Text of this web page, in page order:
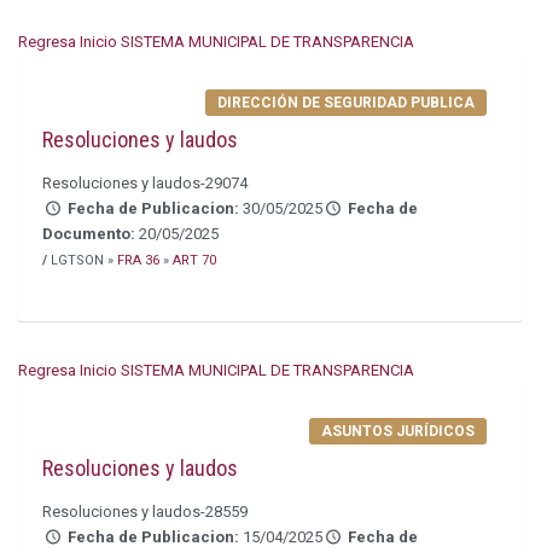
Regresa Inicio SISTEMA MUNICIPAL DE TRANSPARENCIA
DIRECCIÓN DE SEGURIDAD PUBLICA
Resoluciones y laudos
Resoluciones y laudos-29074
Fecha de Publicacion:30/05/2025
Fecha de
Documento: 20/05/2025
/ LGTSON » FRA 36 » ART 70
Regresa Inicio SISTEMA MUNICIPAL DE TRANSPARENCIA
ASUNTOS JURÍDICOS
Resoluciones y laudos
Resoluciones y laudos-28559
Fecha de Publicacion: 15/04/2025
Fecha de